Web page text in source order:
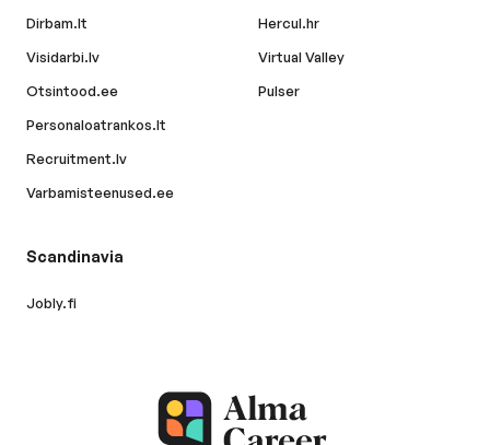
Dirbam.lt
Visidarbi.lv
Otsintood.ee
Personaloatrankos.lt
Recruitment.lv
Varbamisteenused.ee
Hercul.hr
Virtual Valley
Pulser
Scandinavia
Jobly.fi